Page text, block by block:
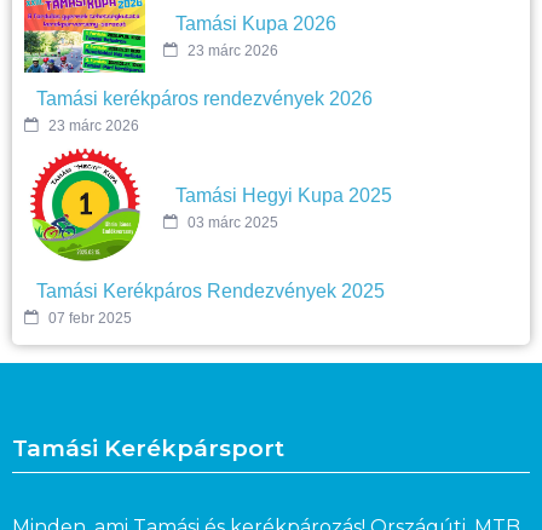
Tamási Kupa 2026
23 márc 2026
Tamási kerékpáros rendezvények 2026
23 márc 2026
Tamási Hegyi Kupa 2025
03 márc 2025
Tamási Kerékpáros Rendezvények 2025
07 febr 2025
Tamási Kerékpársport